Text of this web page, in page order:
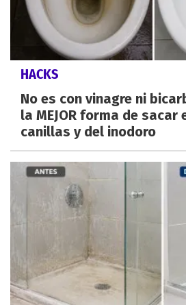
HACKS
No es con vinagre ni
la MEJOR forma de sacar
canillas y del inodoro